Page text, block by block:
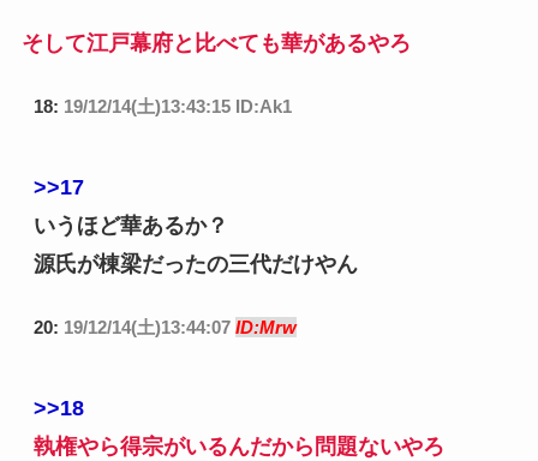
そして江戸幕府と比べても華があるやろ
18: 19/12/14(土)13:43:15 ID:Ak1
>>17
いうほど華あるか？
源氏が棟梁だったの三代だけやん
20: 19/12/14(土)13:44:07 ID:Mrw
>>18
執権やら得宗がいるんだから問題ないやろ